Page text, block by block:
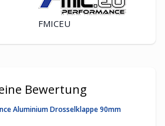
FMICEU
Bewertung
Aluminium Drosselklappe 90mm